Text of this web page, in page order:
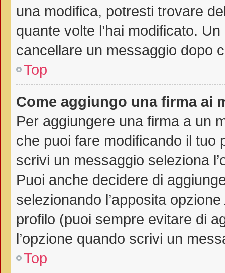
una modifica, potresti trovare
quante volte l’hai modificato.
cancellare un messaggio dopo
Top
Come aggiungo una firma ai
Per aggiungere una firma a un
che puoi fare modificando il tuo
scrivi un messaggio seleziona
Puoi anche decidere di
selezionando l’apposita opzione
profilo (puoi sempre evitare di
l’opzione quando scrivi un
Top